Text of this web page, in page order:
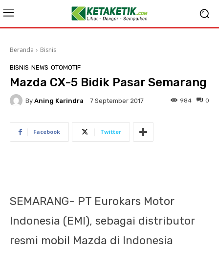
Beranda Bisnis
BISNIS NEWS OTOMOTIF
Mazda CX-5 Bidik Pasar Semarang
By Aning Karindra 7 September 2017 0
984
Facebook Twitter
SEMARANG- PT Eurokars Motor
Indonesia (EMI), sebagai distributor
resmi mobil Mazda di Indonesia